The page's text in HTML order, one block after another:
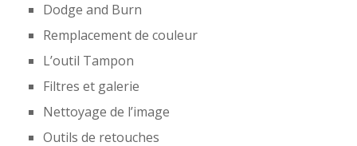
Dodge and Burn
Remplacement de couleur
L’outil Tampon
Filtres et galerie
Nettoyage de l’image
Outils de retouches